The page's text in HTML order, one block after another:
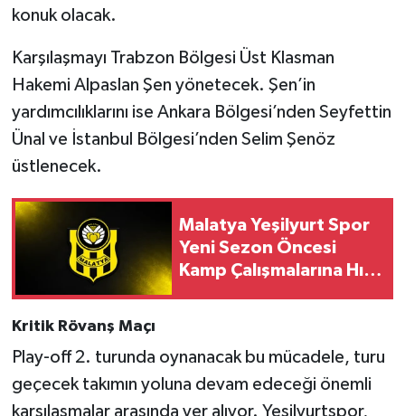
konuk olacak.
Karşılaşmayı Trabzon Bölgesi Üst Klasman
Hakemi Alpaslan Şen yönetecek. Şen’in
yardımcılıklarını ise Ankara Bölgesi’nden Seyfettin
Ünal ve İstanbul Bölgesi’nden Selim Şenöz
üstlenecek.
Malatya Yeşilyurt Spor
Yeni Sezon Öncesi
Kamp Çalışmalarına Hız
Kritik Rövanş Maçı
Play-off 2. turunda oynanacak bu mücadele, turu
geçecek takımın yoluna devam edeceği önemli
karşılaşmalar arasında yer alıyor. Yeşilyurtspor,